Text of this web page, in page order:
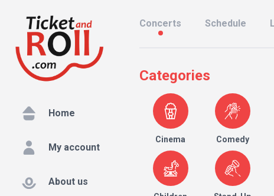
Home
My account
About us
Concerts Schedule
Categories
Cinema Comedy